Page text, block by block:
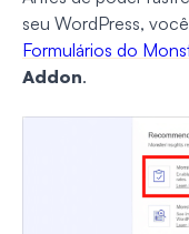
seu WordPress,
Formulários do
Addon.